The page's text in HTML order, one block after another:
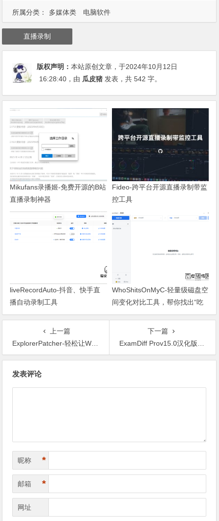
所属分类： 多媒体类 电脑软件
直播录制
版权声明：本站原创文章，于2024年10月12日
16:28:40 ，由 瓜皮猪 发表，共 542 字。
Mikufans录播姬-免费开源的B站
直播录制神器
Fideo-跨平台开源直播录制带监
控工具
liveRecordAuto-抖音、快手直
播自动录制工具
WhoShitsOnMyC-轻量级磁盘空
间变化对比工具，帮你找出“吃
掉”空间的罪魁祸首
上一篇
ExplorerPatcher-轻松让Windows11恢复Windows10风格
下一篇
ExamDiff Prov15.0汉化版-强大的可视化文件和目录比较工具
发表评论
昵称 *
邮箱 *
网址